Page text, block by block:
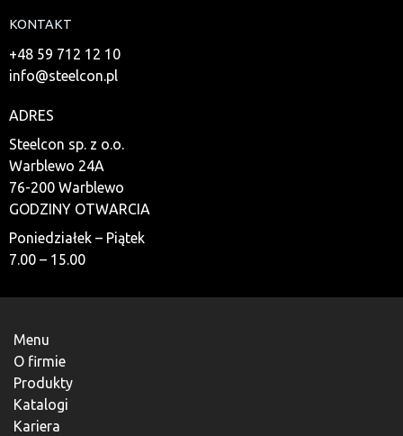
KONTAKT
+48 59 712 12 10
info@steelcon.pl
ADRES
Steelcon sp. z o.o.
Warblewo 24A
76-200 Warblewo
GODZINY OTWARCIA
Poniedziałek – Piątek
7.00 – 15.00
Menu
O firmie
Produkty
Katalogi
Kariera